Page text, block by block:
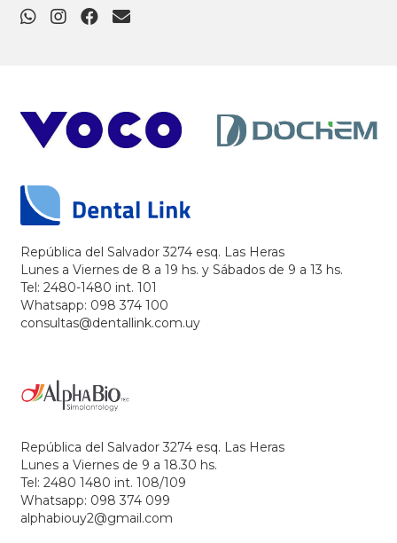
República del Salvador 3274 esq. Las Heras
Lunes a Viernes de 8 a 19 hs. y Sábados de 9 a 13 hs.
Tel: 2480-1480 int. 101
Whatsapp: 098 374 100
consultas@dentallink.com.uy
República del Salvador 3274 esq. Las Heras
Lunes a Viernes de 9 a 18.30 hs.
Tel: 2480 1480 int. 108/109
Whatsapp: 098 374 099
alphabiouy2@gmail.com